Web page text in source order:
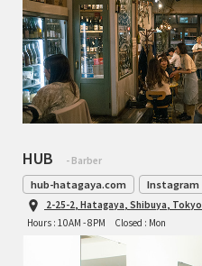
HUB - Barber
hub-hatagaya.com Instagram
2-25-2, Hatagaya, Shibuya, Tokyo
Hours : 10AM - 8PM
Closed : Mon